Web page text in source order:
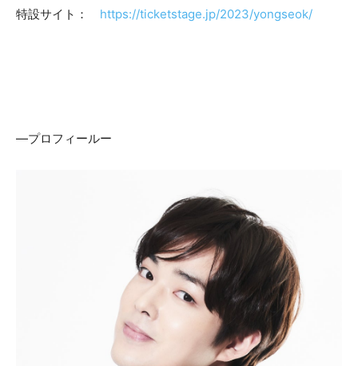
特設サイト： https://ticketstage.jp/2023/yongseok/
―プロフィールー